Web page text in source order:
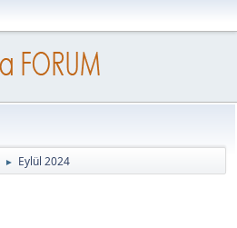
► Eylül 2024